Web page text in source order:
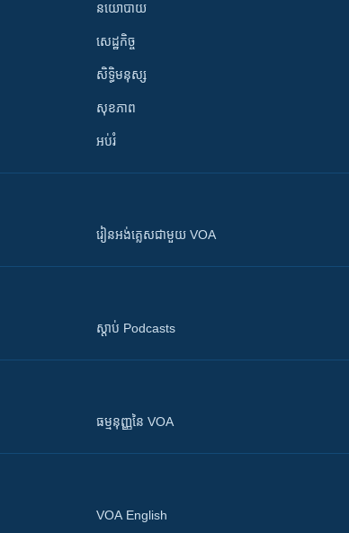
នយោបាយ
សេដ្ឋកិច្ច
សិទ្ធិមនុស្ស
សុខភាព
អប់រំ
រៀន​​​​​​អង់គ្លេស​​ជាមួយ VOA
ស្តាប់ Podcasts
ធម្មនុញ្ញ​នៃ VOA
VOA English